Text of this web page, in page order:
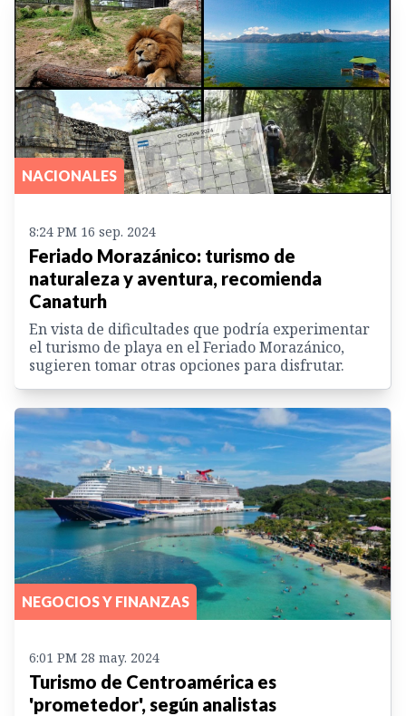
NACIONALES
8:24 PM 16 sep. 2024
Feriado Morazánico: turismo de
naturaleza y aventura, recomienda
Canaturh
En vista de dificultades que podría experimentar
el turismo de playa en el Feriado Morazánico,
sugieren tomar otras opciones para disfrutar.
NEGOCIOS Y FINANZAS
6:01 PM 28 may. 2024
Turismo de Centroamérica es
'prometedor', según analistas